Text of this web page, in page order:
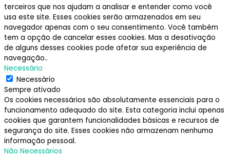
terceiros que nos ajudam a analisar e entender como você
usa este site. Esses cookies serão armazenados em seu
navegador apenas com o seu consentimento. Você também
tem a opção de cancelar esses cookies. Mas a desativação
de alguns desses cookies pode afetar sua experiência de
navegação..
Necessário
Necessário
Sempre ativado
Os cookies necessários são absolutamente essenciais para o
funcionamento adequado do site. Esta categoria inclui apenas
cookies que garantem funcionalidades básicas e recursos de
segurança do site. Esses cookies não armazenam nenhuma
informação pessoal.
Não Necessários